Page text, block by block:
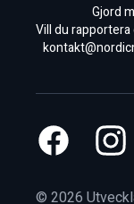
Gjord
Vill du rapportera
Facebook
© 2026